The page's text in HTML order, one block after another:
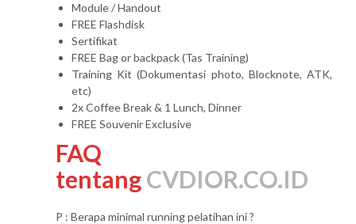
Module / Handout
FREE Flashdisk
Sertifikat
FREE Bag or backpack (Tas Training)
Training Kit (Dokumentasi photo, Blocknote, ATK,
etc)
2x Coffee Break & 1 Lunch, Dinner
FREE Souvenir Exclusive
FAQ
tentangCVDIOR.CO.ID
P : Berapa minimal running pelatihan ini ?